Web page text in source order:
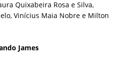
Quixabeira Rosa e Silva,
Vinícius Maia Nobre e Milton
James